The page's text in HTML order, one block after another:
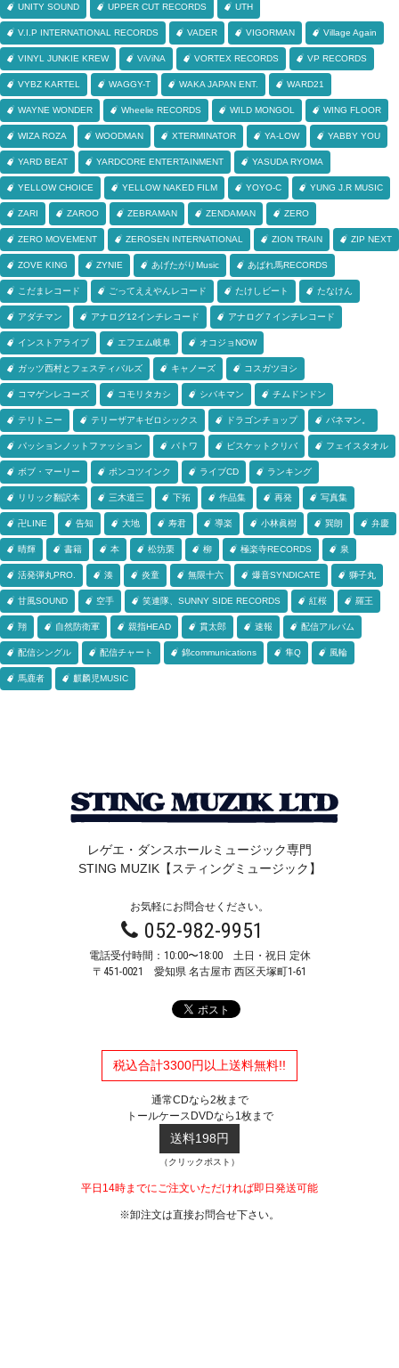
UNITY SOUND UPPER CUT RECORDS UTH
V.I.P INTERNATIONAL RECORDS VADER VIGORMAN Village Again
VINYL JUNKIE KREW ViViNA VORTEX RECORDS VP RECORDS
VYBZ KARTEL WAGGY-T WAKA JAPAN ENT. WARD21
WAYNE WONDER Wheelie RECORDS WILD MONGOL WING FLOOR
WIZA ROZA WOODMAN XTERMINATOR YA-LOW YABBY YOU
YARD BEAT YARDCORE ENTERTAINMENT YASUDA RYOMA
YELLOW CHOICE YELLOW NAKED FILM YOYO-C YUNG J.R MUSIC
ZARI ZAROO ZEBRAMAN ZENDAMAN ZERO
ZERO MOVEMENT ZEROSEN INTERNATIONAL ZION TRAIN ZIP NEXT
ZOVE KING ZYNIE あげたがりMusic あばれ馬RECORDS
こだまレコード ごってええやんレコード たけしビート たなけん
アダチマン アナログ12インチレコード アナログ７インチレコード
インストアライブ エフエム岐阜 オコジョNOW
ガッツ西村とフェスティバルズ キャノーズ コスガツヨシ
コマゲンレコーズ コモリタカシ シバキマン チムドンドン
テリトニー テリーザアキゼロシックス ドラゴンチョップ バネマン。
パッションノットファッション パトワ ビスケットクリバ フェイスタオル
ボブ・マーリー ポンコツインク ライブCD ランキング
リリック翻訳本 三木道三 下拓 作品集 再発 写真集
卍LINE 告知 大地 寿君 導楽 小林眞樹 巽朗 弁慶
晴輝 書籍 本 松坊栗 柳 極楽寺RECORDS 泉
活発弾丸PRO. 湊 炎童 無限十六 爆音SYNDICATE 獅子丸
甘風SOUND 空手 笑連隊、SUNNY SIDE RECORDS 紅桜 羅王
翔 自然防衛軍 親指HEAD 貫太郎 速報 配信アルバム
配信シングル 配信チャート 錦communications 隼Q 風輪
馬鹿者 麒麟児MUSIC
レゲエ・ダンスホールミュージック専門
STING MUZIK【スティングミュージック】
お気軽にお問合せください。
052-982-9951
電話受付時間：10:00〜18:00 土日・祝日 定休
〒451-0021 愛知県 名古屋市 西区天塚町1-61
税込合計3300円以上送料無料!!
通常CDなら2枚まで
トールケースDVDなら1枚まで
送料198円
（クリックポスト）
平日14時までにご注文いただければ即日発送可能
※卸注文は直接お問合せ下さい。